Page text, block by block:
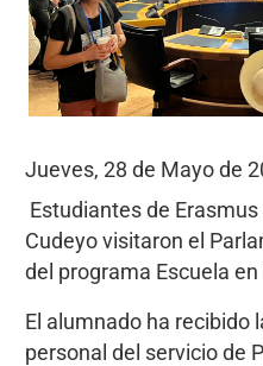
Jueves, 28 de Mayo de
Estudiantes de
Cudeyo visitaron el
del programa Escuela
El alumnado ha recibido
personal del servicio de